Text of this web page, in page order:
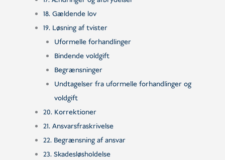
18. Gældende lov
19. Løsning af tvister
Uformelle forhandlinger
Bindende voldgift
Begrænsninger
Undtagelser fra uformelle forhandlinger og
voldgift
20. Korrektioner
21. Ansvarsfraskrivelse
22. Begrænsning af ansvar
23. Skadesløsholdelse